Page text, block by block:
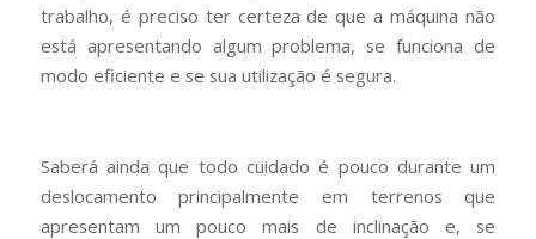
trabalho, é preciso ter certeza de que a máquina não
está apresentando algum problema, se funciona de
modo eficiente e se sua utilização é segura.
Saberá ainda que todo cuidado é pouco durante um
deslocamento principalmente em terrenos que
apresentam um pouco mais de inclinação e, se